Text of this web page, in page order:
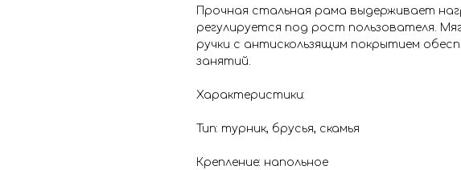
Прочная стальная рама выдерживает
регулируется под рост пользователя.
ручки с антискользящим покрытием
занятий.
Характеристики:
Тип: турник, брусья, скамья
Крепление: напольное